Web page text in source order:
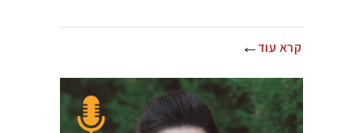
קרא עוד